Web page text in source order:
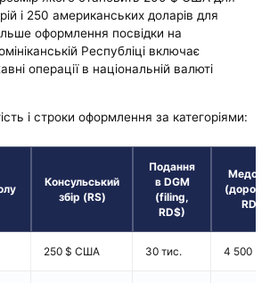
і 250 американських доларів для
оформлення посвідки на
Республіці включає
операції в національній валюті
і строки оформлення за категоріями:
Консульський
збір (RS)
Подання
в DGM
(filing,
RD$)
RD$)
250 $ США 30 тис. 4 500